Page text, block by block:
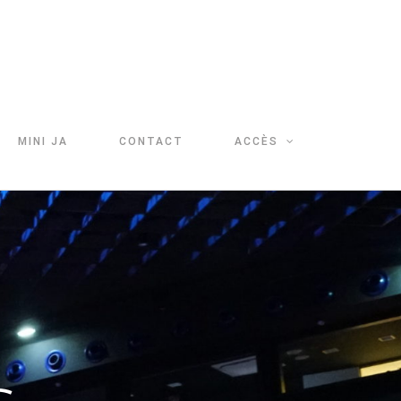
MINI JA CONTACT ACCÈS